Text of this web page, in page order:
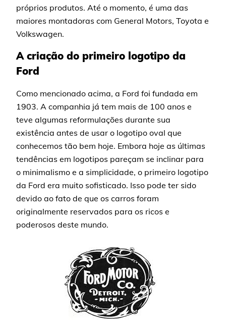
próprios produtos. Até o momento, é uma das
maiores montadoras com General Motors, Toyota e
Volkswagen.
A criação do primeiro logotipo da
Ford
Como mencionado acima, a Ford foi fundada em
1903. A companhia já tem mais de 100 anos e
teve algumas reformulações durante sua
existência antes de usar o logotipo oval que
conhecemos tão bem hoje. Embora hoje as últimas
tendências em logotipos pareçam se inclinar para
o minimalismo e a simplicidade, o primeiro logotipo
da Ford era muito sofisticado. Isso pode ter sido
devido ao fato de que os carros foram
originalmente reservados para os ricos e
poderosos deste mundo.